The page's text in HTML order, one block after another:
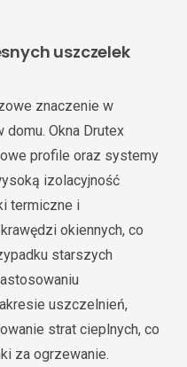
uszczelek
znaczenie w
domu. Okna Drutex
profile oraz systemy
izolacyjność
termiczne i
okiennych, co
starszych
uszczelnień,
strat cieplnych, co
za ogrzewanie.